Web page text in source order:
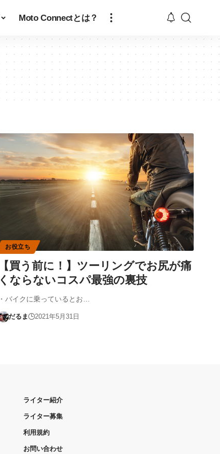
Moto Connectとは？
お役立ち
【買う前に！】ツーリングでお尻が痛
くならないコスパ最強の裏技
・バイクに乗っているとお…
だるま 2021年5月31日
ライター紹介
ライター募集
利用規約
お問い合わせ